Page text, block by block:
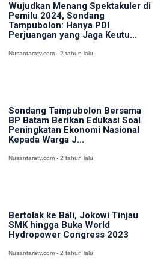
Wujudkan Menang Spektakuler di
Pemilu 2024, Sondang
Tampubolon: Hanya PDI
Perjuangan yang Jaga Keutu...
Nusantaratv.com - 2 tahun lalu
Sondang Tampubolon Bersama
BP Batam Berikan Edukasi Soal
Peningkatan Ekonomi Nasional
Kepada Warga J...
Nusantaratv.com - 2 tahun lalu
Bertolak ke Bali, Jokowi Tinjau
SMK hingga Buka World
Hydropower Congress 2023
Nusantaratv.com - 2 tahun lalu